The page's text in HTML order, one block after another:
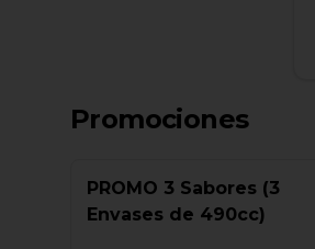
Promociones
PROMO 3 Sabores (3
Envases de 490cc)